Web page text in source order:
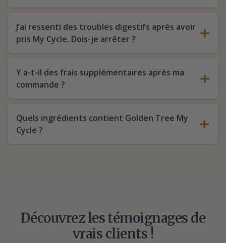
J’ai ressenti des troubles digestifs après avoir
pris My Cycle. Dois-je arrêter ?
Y a-t-il des frais supplémentaires après ma
commande ?
Quels ingrédients contient Golden Tree My
Cycle ?
Découvrez les témoignages de
vrais clients !